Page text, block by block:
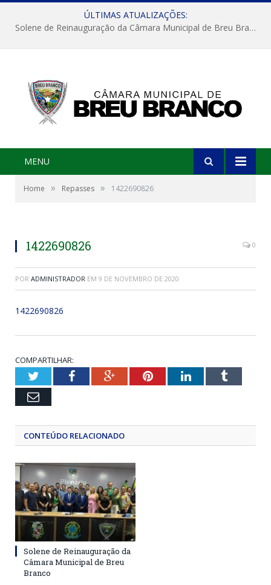
ÚLTIMAS ATUALIZAÇÕES:
Solene de Reinauguração da Câmara Municipal de Breu Branco
MENU
Home » Repasses » 1422690826
1422690826 0
POR ADMINISTRADOR EM 9 DE NOVEMBRO DE 2020
1422690826
COMPARTILHAR:
TwitterFacebookGoogle+PinterestLinkedInTumblr
Email
CONTEÚDO RELACIONADO
Solene de Reinauguração da
Câmara Municipal de Breu
Branco